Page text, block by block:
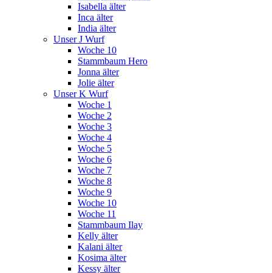
Isabella älter
Inca älter
India älter
Unser J Wurf
Woche 10
Stammbaum Hero
Jonna älter
Jolie älter
Unser K Wurf
Woche 1
Woche 2
Woche 3
Woche 4
Woche 5
Woche 6
Woche 7
Woche 8
Woche 9
Woche 10
Woche 11
Stammbaum Ilay
Kelly älter
Kalani älter
Kosima älter
Kessy älter